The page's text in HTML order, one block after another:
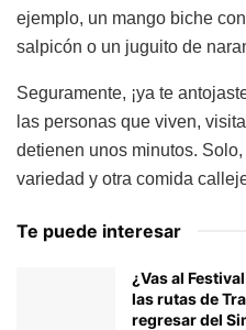
ejemplo, un mango biche
salpicón o un juguito de
Seguramente, ¡ya te
las personas que viven,
detienen unos minutos.
variedad y otra comida
Te puede interesar
¿Vas al
las rutas de
regresar del